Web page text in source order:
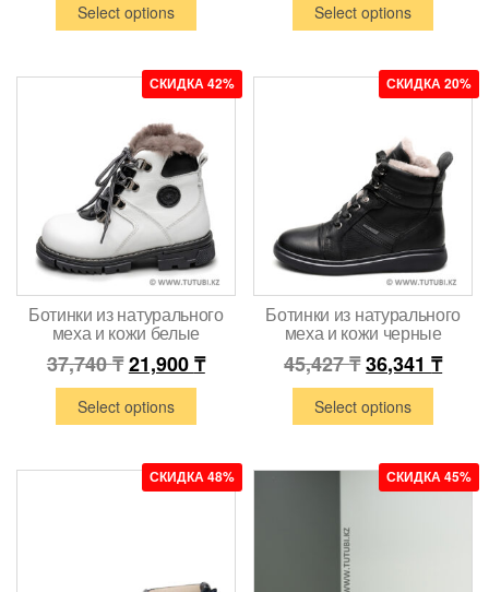
Select options Select options
СКИДКА 42%
Ботинки из натурального
меха и кожи белые
37,740₸21,900₸
Select options
СКИДКА 20%
Ботинки из натурального
меха и кожи черные
45,427₸36,341₸
Select options
СКИДКА 48% СКИДКА 45%